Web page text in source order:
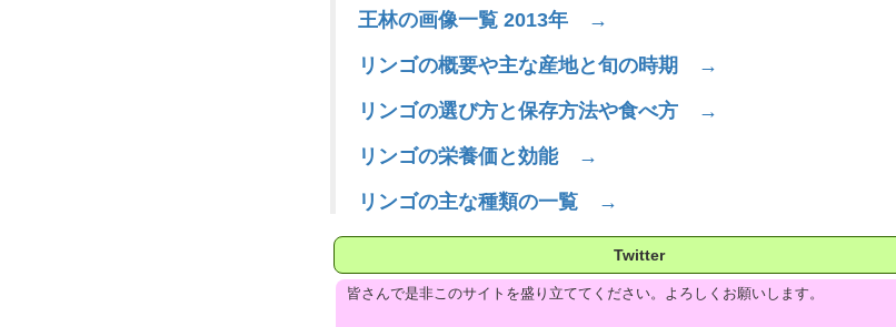
王林の画像一覧 2013年 →
リンゴの概要や主な産地と旬の時期 →
リンゴの選び方と保存方法や食べ方 →
リンゴの栄養価と効能 →
リンゴの主な種類の一覧 →
Twitter
皆さんで是非このサイトを盛り立ててください。よろしくお願いします。